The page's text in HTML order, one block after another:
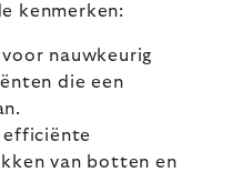
kenmerken:
nauwkeurig
die een
efficiënte
van botten en